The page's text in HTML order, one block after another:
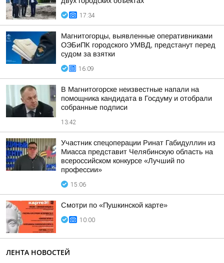
17:34
Магнитогорцы, выявленные оперативниками
ОЭБиПК городского УМВД, предстанут перед
судом за взятки
16:09
В Магнитогорске неизвестные напали на
помощника кандидата в Госдуму и отобрали
собранные подписи
13:42
Участник спецоперации Ринат Габидуллин из
Миасса представит Челябинскую область на
всероссийском конкурсе «Лучший по
профессии»
15:06
Смотри по «Пушкинской карте»
10:00
ЛЕНТА НОВОСТЕЙ